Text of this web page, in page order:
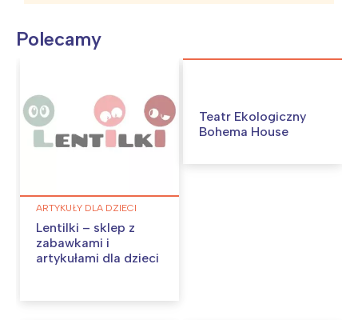
Polecamy
ARTYKUŁY DLA DZIECI
Lentilki – sklep z
zabawkami i
artykułami dla dzieci
Teatr Ekologiczny
Bohema House